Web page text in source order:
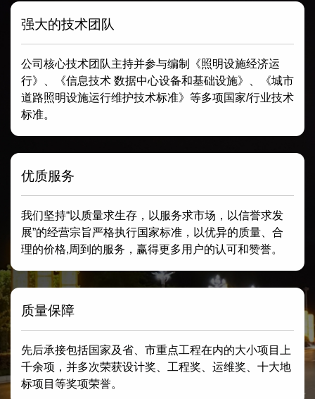
强大的技术团队
公司核心技术团队主持并参与编制《照明设施经济运
行》、《信息技术 数据中心设备和基础设施》、《城市
道路照明设施运行维护技术标准》等多项国家/行业技术
标准。
优质服务
我们坚持“以质量求生存，以服务求市场，以信誉求发
展”的经营宗旨严格执行国家标准，以优异的质量、合
理的价格,周到的服务，赢得更多用户的认可和赞誉。
质量保障
先后承接包括国家及省、市重点工程在内的大小项目上
千余项，并多次荣获设计奖、工程奖、运维奖、十大地
标项目等奖项荣誉。